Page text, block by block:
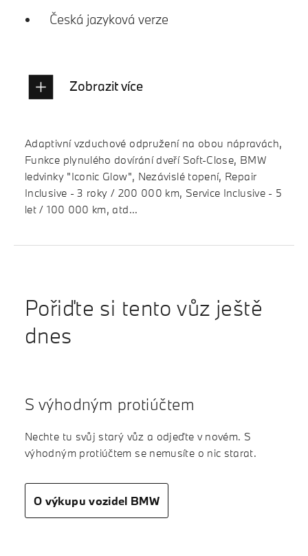
Česká jazyková verze
Zobrazit více
Adaptivní vzduchové odpružení na obou nápravách,
Funkce plynulého dovírání dveří Soft-Close, BMW
ledvinky "Iconic Glow", Nezávislé topení, Repair
Inclusive - 3 roky / 200 000 km, Service Inclusive - 5
let / 100 000 km, atd...
Pořiďte si tento vůz ještě
dnes
S výhodným protiúčtem
Nechte tu svůj starý vůz a odjeďte v novém. S
výhodným protiúčtem se nemusíte o nic starat.
O výkupu vozidel BMW